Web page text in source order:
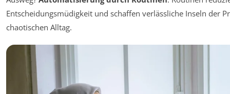
Entscheidungsmüdigkeit und schaffen verlässliche Inseln der
chaotischen Alltag.